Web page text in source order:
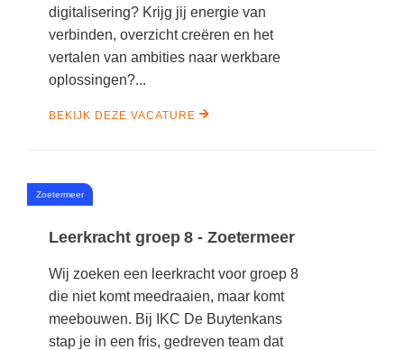
digitalisering? Krijg jij energie van
verbinden, overzicht creëren en het
vertalen van ambities naar werkbare
oplossingen?...
BEKIJK DEZE VACATURE
Zoetermeer
Leerkracht groep 8 - Zoetermeer
Wij zoeken een leerkracht voor groep 8
die niet komt meedraaien, maar komt
meebouwen. Bij IKC De Buytenkans
stap je in een fris, gedreven team dat